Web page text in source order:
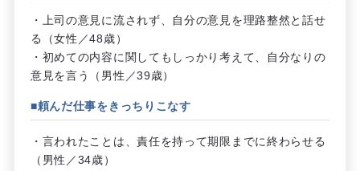
・上司の意見に流されず、自分の意見を理路整然と話せ
る（女性／48歳）
・初めての内容に関してもしっかり考えて、自分なりの
意見を言う（男性／39歳）
■頼んだ仕事をきっちりこなす
・言われたことは、責任を持って期限までに終わらせる
（男性／34歳）